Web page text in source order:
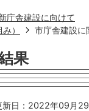
庁舎建設に向けて
）
市庁舎建設に
果
新日：2022年09月